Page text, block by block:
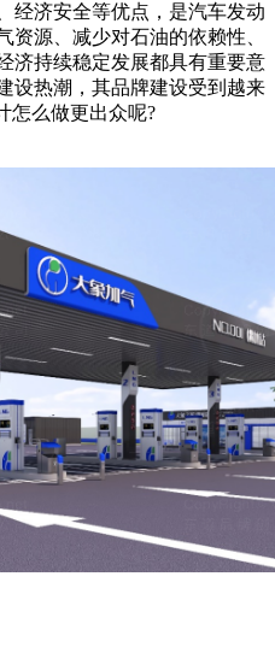
经济安全等优点，是汽车发动
资源、减少对石油的依赖性、
济持续稳定发展都具有重要意
设热潮，其品牌建设受到越来
怎么做更出众呢?